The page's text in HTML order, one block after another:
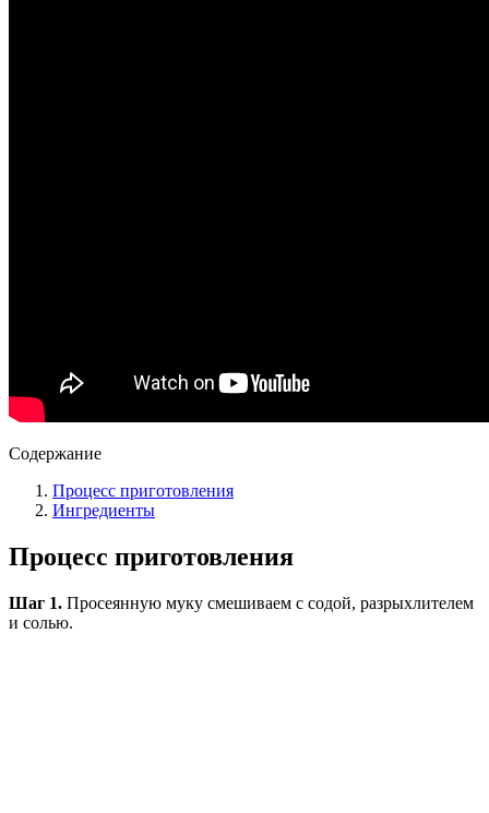
Содержание
Процесс приготовления
Ингредиенты
Процесс приготовления
Шаг 1. Просеянную муку смешиваем с содой, разрыхлителем
и солью.